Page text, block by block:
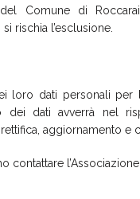
Comune di
rischia l’esclusione.
loro dati personali
dati avverrà nel
aggiornamento e
contattare